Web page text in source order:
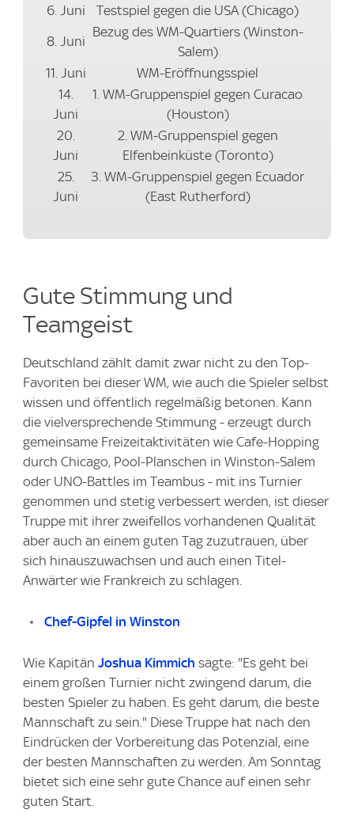
6. Juni
Testspiel gegen die USA (Chicago)
8. Juni
Bezug des WM-Quartiers (Winston-
Salem)
11. Juni
WM-Eröffnungsspiel
14.
Juni
1. WM-Gruppenspiel gegen Curacao
(Houston)
20.
Juni
2. WM-Gruppenspiel gegen
Elfenbeinküste (Toronto)
25.
Juni
3. WM-Gruppenspiel gegen Ecuador
(East Rutherford)
Gute Stimmung und
Teamgeist
Deutschland zählt damit zwar nicht zu den Top-
Favoriten bei dieser WM, wie auch die Spieler selbst
wissen und öffentlich regelmäßig betonen. Kann
die vielversprechende Stimmung - erzeugt durch
gemeinsame Freizeitaktivitäten wie Cafe-Hopping
durch Chicago, Pool-Planschen in Winston-Salem
oder UNO-Battles im Teambus - mit ins Turnier
genommen und stetig verbessert werden, ist dieser
Truppe mit ihrer zweifellos vorhandenen Qualität
aber auch an einem guten Tag zuzutrauen, über
sich hinauszuwachsen und auch einen Titel-
Anwärter wie Frankreich zu schlagen.
Chef-Gipfel in Winston
Wie Kapitän Joshua Kimmich sagte: "Es geht bei
einem großen Turnier nicht zwingend darum, die
besten Spieler zu haben. Es geht darum, die beste
Mannschaft zu sein." Diese Truppe hat nach den
Eindrücken der Vorbereitung das Potenzial, eine
der besten Mannschaften zu werden. Am Sonntag
bietet sich eine sehr gute Chance auf einen sehr
guten Start.